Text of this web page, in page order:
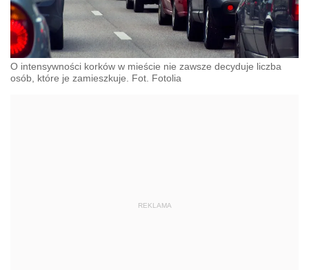
O intensywności korków w mieście nie zawsze decyduje liczba
osób, które je zamieszkuje. Fot. Fotolia